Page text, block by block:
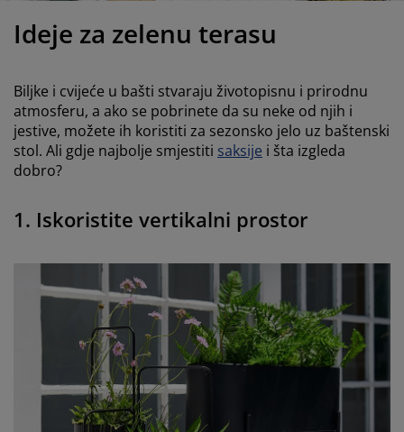
za spavaću sobu
kreveta sa spremnikom
madraci
kreveti
namještaja
rasvjeta
potrepštine
soba
Ideje za zelenu terasu
Biljke i cvijeće u bašti stvaraju životopisnu i prirodnu
atmosferu, a ako se pobrinete da su neke od njih i
jestive, možete ih koristiti za sezonsko jelo uz baštenski
stol. Ali gdje najbolje smjestiti saksije i šta izgleda
dobro?
1. Iskoristite vertikalni prostor